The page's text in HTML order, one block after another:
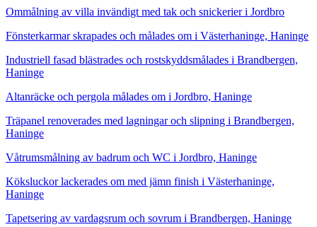
Ommålning av villa invändigt med tak och snickerier i Jordbro
Fönsterkarmar skrapades och målades om i Västerhaninge, Haninge
Industriell fasad blästrades och rostskyddsmålades i Brandbergen,
Haninge
Altanräcke och pergola målades om i Jordbro, Haninge
Träpanel renoverades med lagningar och slipning i Brandbergen,
Haninge
Våtrumsmålning av badrum och WC i Jordbro, Haninge
Köksluckor lackerades om med jämn finish i Västerhaninge,
Haninge
Tapetsering av vardagsrum och sovrum i Brandbergen, Haninge